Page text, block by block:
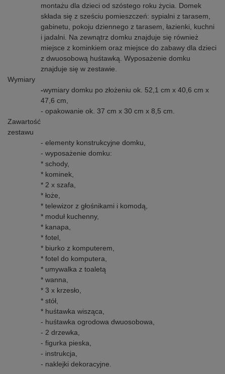
montażu dla dzieci od szóstego roku życia. Domek
składa się z sześciu pomieszczeń: sypialni z tarasem,
gabinetu, pokoju dziennego z tarasem, łazienki, kuchni
i jadalni. Na zewnątrz domku znajduje się również
miejsce z kominkiem oraz miejsce do zabawy dla dzieci
z dwuosobową huśtawką. Wyposażenie domku
znajduje się w zestawie.
Wymiary
-wymiary domku po złożeniu ok. 52,1 cm x 40,6 cm x
47,6 cm,
- opakowanie ok. 37 cm x 30 cm x 8,5 cm.
Zawartość
zestawu
- elementy konstrukcyjne domku,
- wyposażenie domku:
* schody,
* kominek,
* 2 x szafa,
* łoże,
* telewizor z głośnikami i komodą,
* moduł kuchenny,
* kanapa,
* fotel,
* biurko z komputerem,
* fotel do komputera,
* umywalka z toaletą
* wanna,
* 3 x krzesło,
* stół,
* huśtawka wisząca,
- huśtawka ogrodowa dwuosobowa,
- 2 drzewka,
- figurka pieska,
- instrukcja,
- naklejki dekoracyjne.